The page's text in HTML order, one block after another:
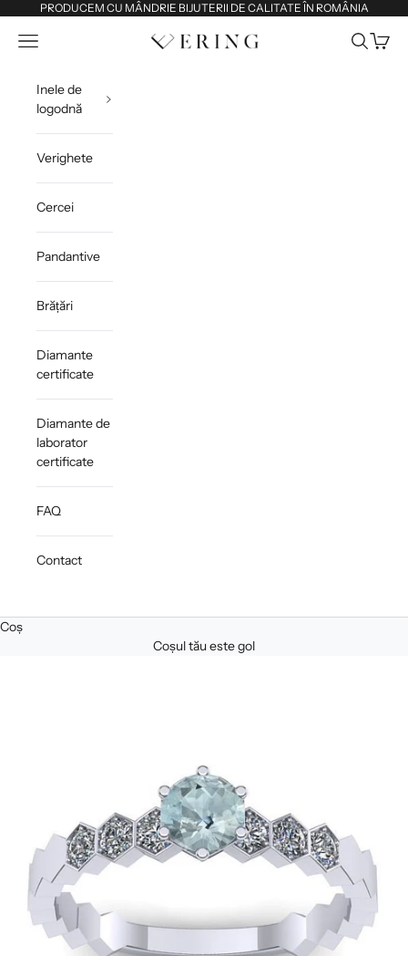
Sari la conținutPRODUCEM CU MÂNDRIE BIJUTERII DE CALITATE ÎN ROMÂNIA
Ering
Deschide meniul de navigare Deschide
Inele de
logodnă
Verighete
Cercei
Pandantive
Brățări
Diamante
certificate
Diamante de
laborator
certificate
FAQ
Contact
Coș
Coșul tău este gol